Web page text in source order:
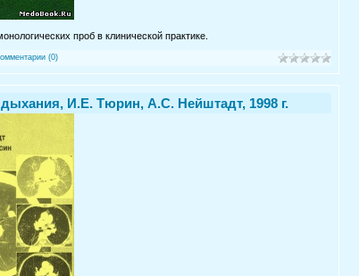
проб в клинической практике.
(0)
И.Е. Тюрин, А.С. Нейштадт, 1998 г.